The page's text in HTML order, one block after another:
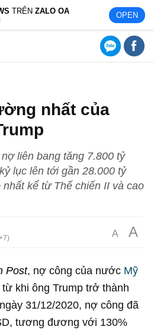
TRÊNZALO OA OPEN
nhất của
liên bang tăng 7.800 tỷ
lục lên tới gần 28.000 tỷ
kể từ Thế chiến II và cao
A A
Post, nợ công của nước Mỹ
từ khi ông Trump trở thành
31/12/2020, nợ công đã
, tương đương với 130%